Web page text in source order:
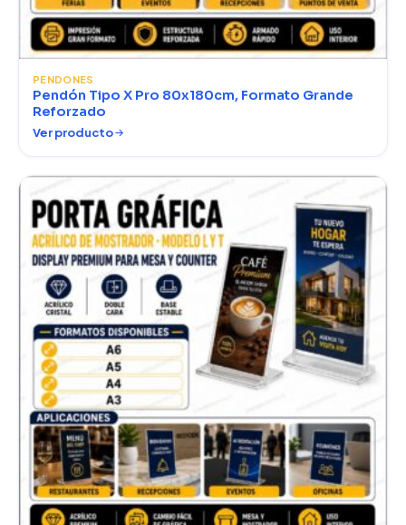
PENDONES
Pendón Tipo X Pro 80x180cm, Formato Grande
Reforzado
Ver producto